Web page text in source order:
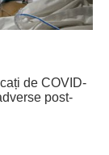
de COVID-
post-